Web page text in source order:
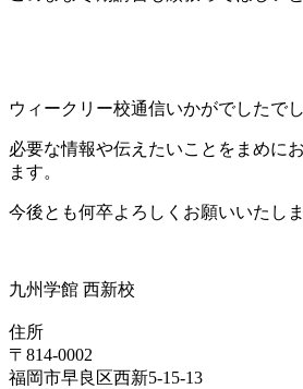
ウィークリー校通信いかがでしたでし
必要な情報や伝えたいことをまめに
ます。
今後とも何卒よろしくお願いいたしま
九州学館 西新校
住所
〒814-0002
福岡市早良区西新5-15-13